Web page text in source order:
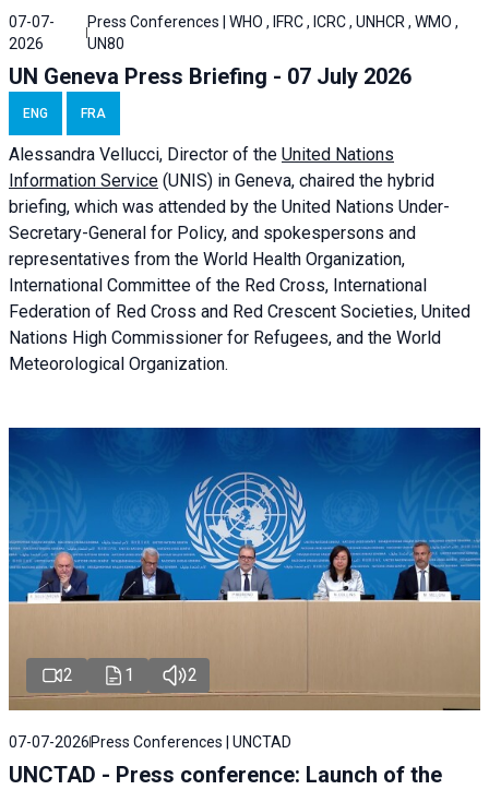
07-07-
2026
Press Conferences | WHO , IFRC , ICRC , UNHCR , WMO ,
UN80
UN Geneva Press Briefing - 07 July 2026
ENG FRA
Alessandra Vellucci, Director of the United Nations
Information Service (UNIS) in Geneva, chaired the hybrid
briefing, which was attended by the United Nations Under-
Secretary-General for Policy, and spokespersons and
representatives from the World Health Organization,
International Committee of the Red Cross, International
Federation of Red Cross and Red Crescent Societies, United
Nations High Commissioner for Refugees, and the World
Meteorological Organization.
2 1 2
07-07-2026 Press Conferences | UNCTAD
UNCTAD - Press conference: Launch of the